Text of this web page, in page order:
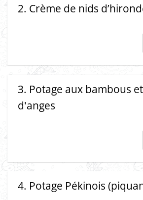
2. Crème de nids
3. Potage aux bambous
d'anges
4. Potage Pékinois